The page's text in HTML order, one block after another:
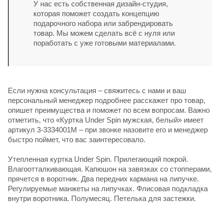
У нас есть собственная дизайн-студия,
которая поможет создать концепцию
подарочного набора или забрендировать
товар. Мы можем сделать всё с нуля или
поработать с уже готовыми материалами.
Если нужна консультация – свяжитесь с нами и ваш
персональный менеджер подробнее расскажет про товар,
опишет преимущества и поможет по всем вопросам. Важно
отметить, что «Куртка Under Spin мужская, белый» имеет
артикул 3-3334001M – при звонке назовите его и менеджер
быстро поймет, что вас заинтересовало.
Утепленная куртка Under Spin. Прилегающий покрой.
Влагоотталкивающая. Капюшон на завязках со стопперами,
прячется в воротник. Два передних кармана на липучке.
Регулируемые манжеты на липучках. Флисовая подкладка
внутри воротника. Полумесяц. Петелька для застежки.